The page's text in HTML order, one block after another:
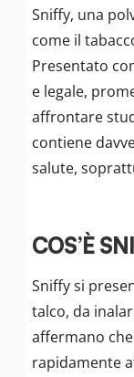
Sniffy, una
come il
Presentato
e legale,
affrontare
contiene
salute,
COS’È
Sniffy si
talco, da
affermano
rapidamente